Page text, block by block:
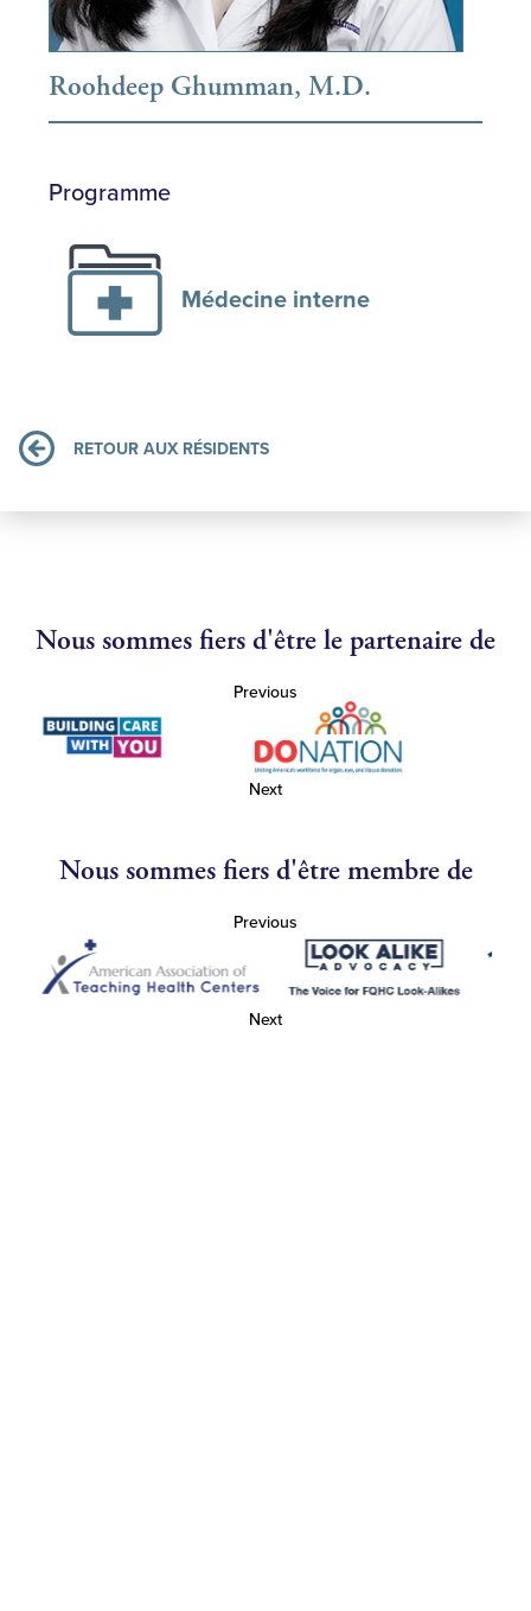
Roohdeep Ghumman, M.D.
Programme
Médecine interne
RETOUR AUX RÉSIDENTS
Nous sommes fiers d'être le partenaire de
Previous
Next
Nous sommes fiers d'être membre de
Previous
Next